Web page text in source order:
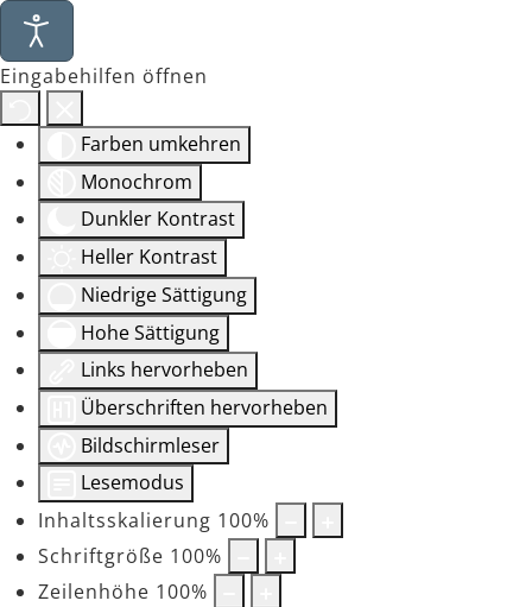
Eingabehilfen öffnen
Farben umkehren
Monochrom
Dunkler Kontrast
Heller Kontrast
Niedrige Sättigung
Hohe Sättigung
Links hervorheben
Überschriften hervorheben
Bildschirmleser
Lesemodus
Inhaltsskalierung 100%
Schriftgröße 100%
Zeilenhöhe 100%